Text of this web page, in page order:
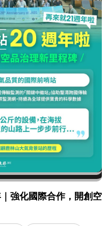
強化國際合作，開創空